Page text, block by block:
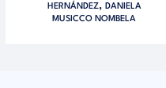
HERNÁNDEZ, DANIELA
MUSICCO NOMBELA